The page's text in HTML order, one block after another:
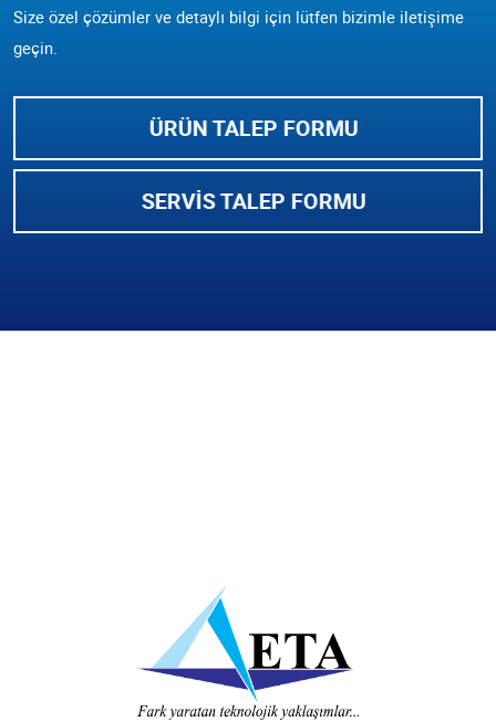
Size özel çözümler ve detaylı bilgi için lütfen bizimle iletişime
geçin.
ÜRÜN TALEP FORMU
SERVIS TALEP FORMU